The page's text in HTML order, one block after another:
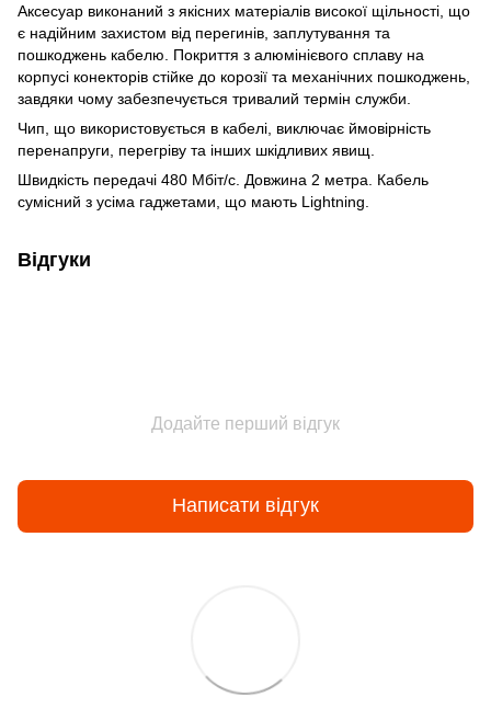
Аксесуар виконаний з якісних матеріалів високої щільності, що
є надійним захистом від перегинів, заплутування та
пошкоджень кабелю. Покриття з алюмінієвого сплаву на
корпусі конекторів стійке до корозії та механічних пошкоджень,
завдяки чому забезпечується тривалий термін служби.
Чип, що використовується в кабелі, виключає ймовірність
перенапруги, перегріву та інших шкідливих явищ.
Швидкість передачі 480 Мбіт/с. Довжина 2 метра. Кабель
сумісний з усіма гаджетами, що мають Lightning.
Відгуки
Додайте перший відгук
Написати відгук